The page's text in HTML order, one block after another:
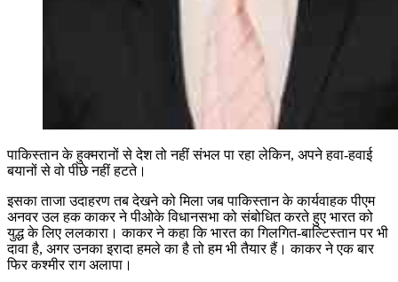
पाकिस्तान के हुक्मरानों से देश तो नहीं संभल पा रहा लेकिन, अपने हवा-हवाई
बयानों से वो पीछे नहीं हटते।
इसका ताजा उदाहरण तब देखने को मिला जब पाकिस्तान के कार्यवाहक पीएम
अनवर उल हक काकर ने पीओके विधानसभा को संबोधित करते हुए भारत को
युद्ध के लिए ललकारा। काकर ने कहा कि भारत का गिलगित-बाल्टिस्तान पर भी
दावा है, अगर उनका इरादा हमले का है तो हम भी तैयार हैं। काकर ने एक बार
फिर कश्मीर राग अलापा।